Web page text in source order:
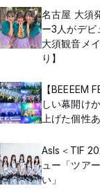
名古屋 大須
ー3人がデビ
大須観音メ
り】
【BEEEEM
しい幕開け
上げた個性
AsIs＜TIF
ュー「ツア
い」